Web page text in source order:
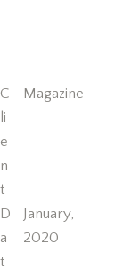
C
li
e
n
t
Magazine
D
a
t
January,
2020